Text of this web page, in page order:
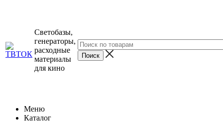
Светобазы,
генераторы,
расходные
материалы
для кино
Меню
Каталог